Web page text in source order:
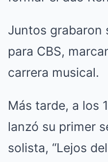
Juntos grabaron
para CBS,
carrera musical.
Más tarde, a los
lanzó su primer
solista, “Lejos